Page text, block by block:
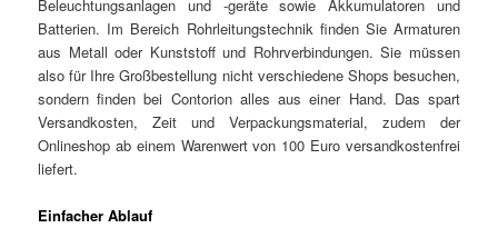
Beleuchtungsanlagen und -geräte sowie Akkumulatoren und
Batterien. Im Bereich Rohrleitungstechnik finden Sie Armaturen
aus Metall oder Kunststoff und Rohrverbindungen. Sie müssen
also für Ihre Großbestellung nicht verschiedene Shops besuchen,
sondern finden bei Contorion alles aus einer Hand. Das spart
Versandkosten, Zeit und Verpackungsmaterial, zudem der
Onlineshop ab einem Warenwert von 100 Euro versandkostenfrei
liefert.
Einfacher Ablauf